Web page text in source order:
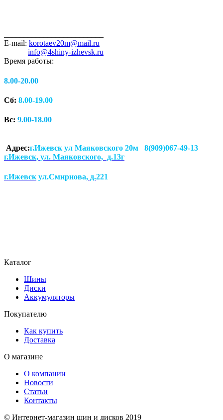
E-mail: korotaev20m@mail.ru
info@4shiny-izhevsk.ru
Время работы:
8.00-20.00
Сб: 8.00-19.00
Вс: 9.00-18.00
Адрес:г.Ижевск ул Маяковского 20м 8(909)067-49-13
г.Ижевск, ул. Маяковского, д.13г
г.Ижевск ул.Смирнова, д.221
Каталог
Шины
Диски
Аккумуляторы
Покупателю
Как купить
Доставка
О магазине
О компании
Новости
Статьи
Контакты
© Интернет-магазин шин и дисков 2019